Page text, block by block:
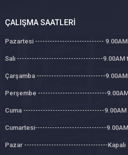
ÇALIŞMA SAATLERI
Pazartesi ---------------------------- 9.00AM
Salı -----------------------------------9.00AM
Çarşamba ----------------------------9.00AM
Perşembe ----------------------------
Cuma ---------------------------------9.00AM
Cumartesi-----------------------------
Pazar ----------------------------------Kapalı